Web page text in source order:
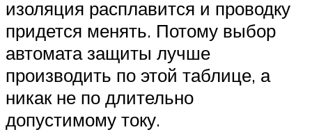
изоляция расплавится и проводку
придется менять. Потому выбор
автомата защиты лучше
производить по этой таблице, а
никак не по длительно
допустимому току.